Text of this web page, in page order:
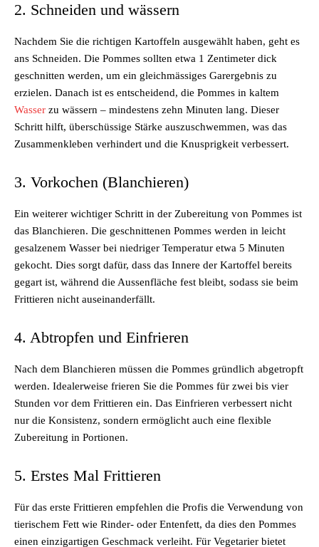
2. Schneiden und wässern
Nachdem Sie die richtigen Kartoffeln ausgewählt haben, geht es
ans Schneiden. Die Pommes sollten etwa 1 Zentimeter dick
geschnitten werden, um ein gleichmässiges Garergebnis zu
erzielen. Danach ist es entscheidend, die Pommes in kaltem
Wasser zu wässern – mindestens zehn Minuten lang. Dieser
Schritt hilft, überschüssige Stärke auszuschwemmen, was das
Zusammenkleben verhindert und die Knusprigkeit verbessert.
3. Vorkochen (Blanchieren)
Ein weiterer wichtiger Schritt in der Zubereitung von Pommes ist
das Blanchieren. Die geschnittenen Pommes werden in leicht
gesalzenem Wasser bei niedriger Temperatur etwa 5 Minuten
gekocht. Dies sorgt dafür, dass das Innere der Kartoffel bereits
gegart ist, während die Aussenfläche fest bleibt, sodass sie beim
Frittieren nicht auseinanderfällt.
4. Abtropfen und Einfrieren
Nach dem Blanchieren müssen die Pommes gründlich abgetropft
werden. Idealerweise frieren Sie die Pommes für zwei bis vier
Stunden vor dem Frittieren ein. Das Einfrieren verbessert nicht
nur die Konsistenz, sondern ermöglicht auch eine flexible
Zubereitung in Portionen.
5. Erstes Mal Frittieren
Für das erste Frittieren empfehlen die Profis die Verwendung von
tierischem Fett wie Rinder- oder Entenfett, da dies den Pommes
einen einzigartigen Geschmack verleiht. Für Vegetarier bietet